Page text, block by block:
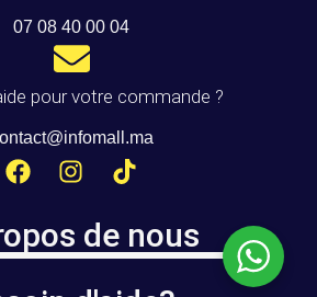
07 08 40 00 04
pour votre commande ?
de nous